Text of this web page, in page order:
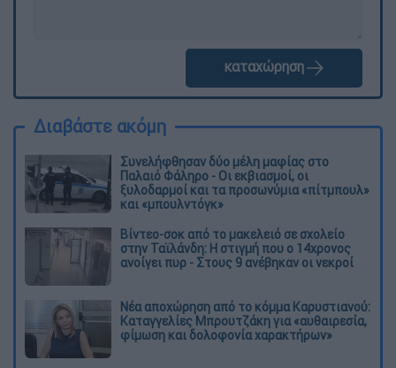
καταχώρηση
Διαβάστε ακόμη
Συνελήφθησαν δύο μέλη μαφίας στο
Παλαιό Φάληρο - Οι εκβιασμοί, οι
ξυλοδαρμοί και τα προσωνύμια «πίτμπουλ»
και «μπουλντόγκ»
Βίντεο-σοκ από το μακελειό σε σχολείο
στην Ταϊλάνδη: Η στιγμή που ο 14χρονος
ανοίγει πυρ - Στους 9 ανέβηκαν οι νεκροί
Νέα αποχώρηση από το κόμμα Καρυστιανού:
Καταγγελίες Μπρουτζάκη για «αυθαιρεσία,
φίμωση και δολοφονία χαρακτήρων»